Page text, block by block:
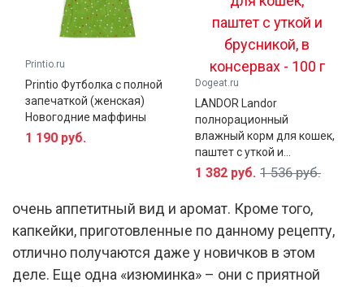
Printio.ru
Printio Футболка с полной
запечаткой (женская)
Новогодние маффины
1 190 руб.
Dogeat.ru
LANDOR Landor
полнорационный
влажный корм для кошек,
паштет с уткой и...
1 382 руб. 1 536 руб.
Маффины – популярное лакомство, известное во
всем мире. Подаются в кафе, продаются в
магазине, и любимы домохозяйками за простоту
и скорость приготовления. Особенностью
данного рецепта является добавленные в
очень аппетитный вид и аромат. Кроме того,
капкейки, приготовленные по данному рецепту,
отлично получаются даже у новичков в этом
деле. Еще одна «изюминка» – они с приятной